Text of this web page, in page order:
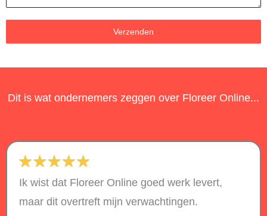
Verzenden
Dit is wat ondernemers zeggen over Floreer Online...
Ik wist dat Floreer Online goed werk levert,
maar dit overtreft mijn verwachtingen.